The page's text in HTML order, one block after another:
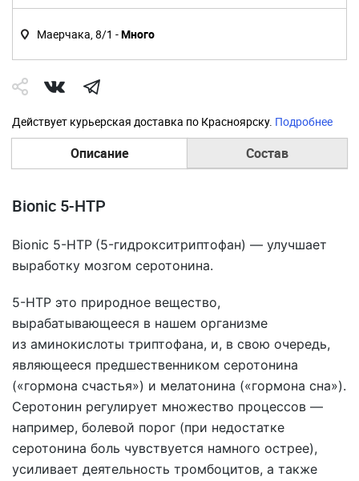
Маерчака, 8/1 -Много
Действует курьерская доставка по Красноярску. Подробнее
Описание Состав
Bionic 5-HTP
Bionic 5-HTP (5-гидрокситриптофан) — улучшает
выработку мозгом серотонина.
5-HTP это природное вещество,
вырабатывающееся в нашем организме
из аминокислоты триптофана, и, в свою очередь,
являющееся предшественником серотонина
(«гормона счастья») и мелатонина («гормона сна»).
Серотонин регулирует множество процессов —
например, болевой порог (при недостатке
серотонина боль чувствуется намного острее),
усиливает деятельность тромбоцитов, а также